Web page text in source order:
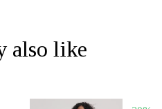
also like